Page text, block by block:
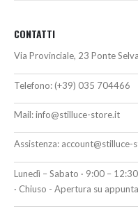
CONTATTI
Via Provinciale, 23 Ponte
Telefono: (+39) 035 704466
Mail:info@stilluce-store.it
Assistenza: account@stilluce-
Lunedì – Sabato · 9:00 –
· Chiuso - Apertura su